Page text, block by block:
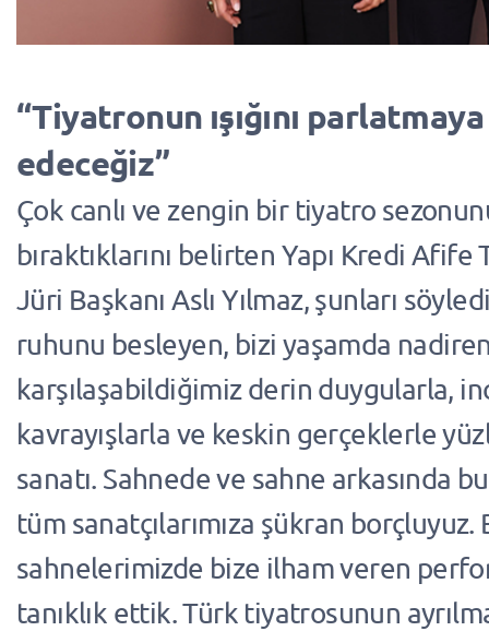
“Tiyatronun ışığını
edeceğiz”
Çok canlı ve zengin bir tiyatro
bıraktıklarını belirten Yapı Kredi
Jüri Başkanı Aslı Yılmaz, şunları
ruhunu besleyen, bizi yaşamda
karşılaşabildiğimiz derin duygularla,
kavrayışlarla ve keskin gerçeklerle
sanatı. Sahnede ve sahne arkasında
tüm sanatçılarımıza şükran borçluyuz.
sahnelerimizde bize ilham veren
tanıklık ettik. Türk tiyatrosunun